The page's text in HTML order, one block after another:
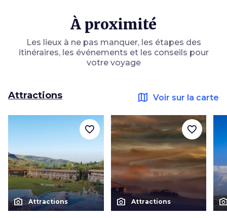
À proximité
Les lieux à ne pas manquer, les étapes des
itinéraires, les événements et les conseils pour
votre voyage
Attractions map Voir sur la carte
photo_camera Attractions
favorite_border
photo_camera Attractions
favorite_border